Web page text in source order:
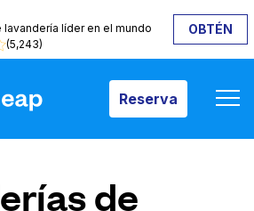
lavandería líder en el mundo
(5,243)
OBTÉN
Reserva
Reserva
de